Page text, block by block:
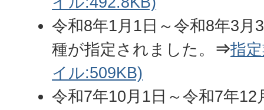
令和8年1月1日～令和8年3月
種が指定されました。 ⇒指
イル:509KB)
令和7年10月1日～令和7年